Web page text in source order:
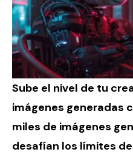
Sube el nivel de tu
imágenes generadas
miles de imágenes
desafían los límites